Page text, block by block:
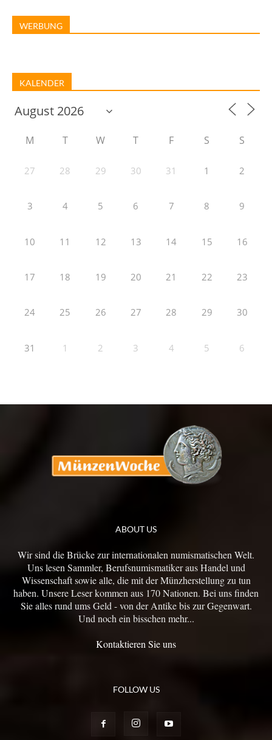
WERBUNG
KALENDER
M T W T F S S
27 28 29 30 31 1 2
3 4 5 6 7 8 9
10 11 12 13 14 15 16
17 18 19 20 21 22 23
24 25 26 27 28 29 30
31 1 2 3 4 5 6
ABOUT US
Wir sind die Brücke zur internationalen numismatischen Welt.
Uns lesen Sammler, Berufsnumismatiker aus Handel und
Wissenschaft sowie alle, die mit der Münzherstellung zu tun
haben. Unsere Leser kommen aus 170 Nationen. Bei uns finden
Sie alles rund ums Geld - von der Antike bis zur Gegenwart.
Und noch ein bisschen mehr...
Kontaktieren Sie uns
FOLLOW US